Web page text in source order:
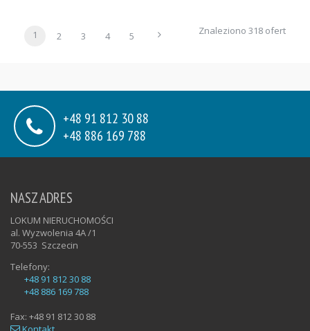
1 2 3 4 5 Znaleziono 318 ofert
+48 91 812 30 88
+48 886 169 788
NASZ ADRES
LOKUM NIERUCHOMOŚCI
al. Wyzwolenia 4A /1
70-553 Szczecin
Telefony:
+48 91 812 30 88
+48 886 169 788
Fax: +48 91 812 30 88